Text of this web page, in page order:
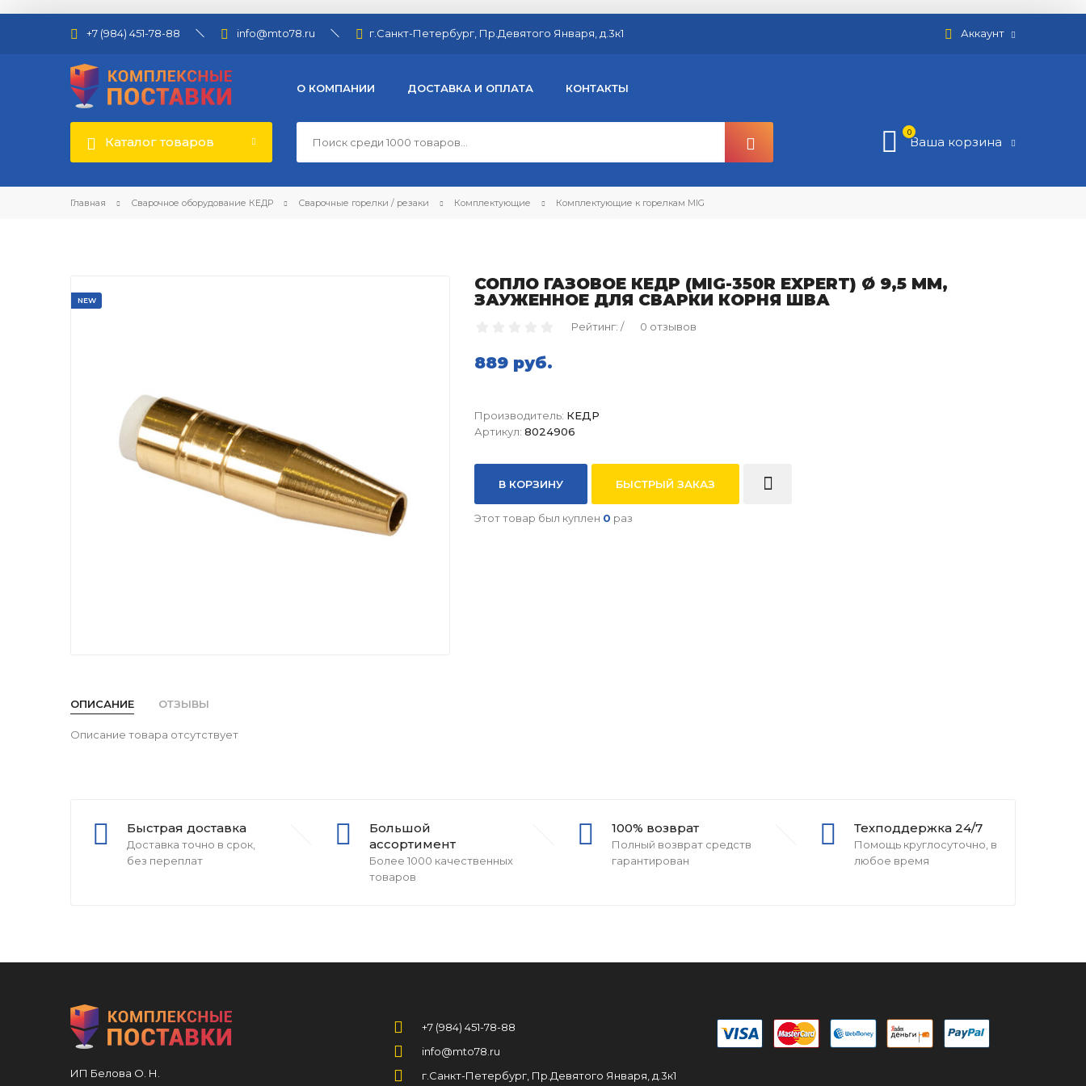
+7 (984) 451-78-88 info@mto78.ru г.Санкт-Петербург, Пр.Девятого Января, д.3к1 Аккаунт
О КОМПАНИИ ДОСТАВКА И ОПЛАТА КОНТАКТЫ
Каталог товаров
0
Ваша корзина
Главная Сварочное оборудование КЕДР Сварочные горелки / резаки Комплектующие Комплектующие к горелкам MIG
NEW
СОПЛО ГАЗОВОЕ КЕДР (MIG-350R EXPERT) Ø 9,5 ММ,
ЗАУЖЕННОЕ ДЛЯ СВАРКИ КОРНЯ ШВА
Рейтинг: / 0 отзывов
889 руб.
Производитель: КЕДР
Артикул: 8024906
В КОРЗИНУ БЫСТРЫЙ ЗАКАЗ
Этот товар был куплен 0 раз
ОПИСАНИЕ ОТЗЫВЫ
Описание товара отсутствует
Быстрая доставка
Доставка точно в срок,
без переплат
Большой
ассортимент
Более 1000 качественных
товаров
100% возврат
Полный возврат средств
гарантирован
Техподдержка 24/7
Помощь круглосуточно, в
любое время
ИП Белова О. Н.
+7 (984) 451-78-88
info@mto78.ru
г.Санкт-Петербург, Пр.Девятого Января, д.3к1